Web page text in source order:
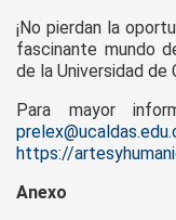
¡No pierdan la
fascinante mundo
de la Universidad de
Para mayor
https://
Anexo